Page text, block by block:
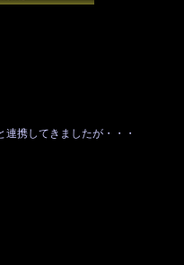
携してきましたが・・・